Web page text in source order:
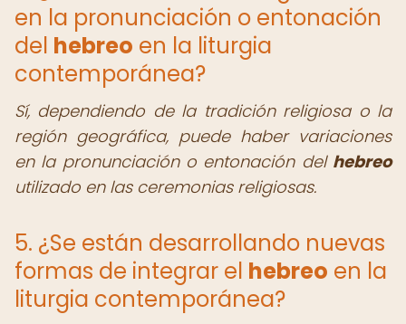
en la pronunciación o entonación
del hebreo en la liturgia
contemporánea?
Sí, dependiendo de la tradición religiosa o la
región geográfica, puede haber variaciones
en la pronunciación o entonación del hebreo
utilizado en las ceremonias religiosas.
5. ¿Se están desarrollando nuevas
formas de integrar el hebreo en la
liturgia contemporánea?